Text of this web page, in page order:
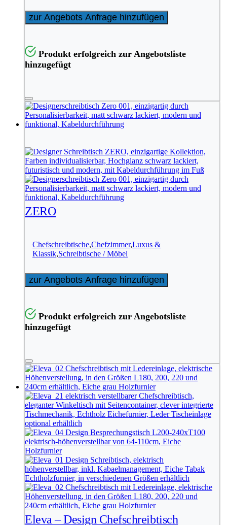
zur Angebots Anfrage hinzufügen
Produkt erfolgreich zur Angebotsliste
hinzugefügt
ZERO
Chefschreibtische,Chefzimmer,Luxus &
Klassik,Schreibtische / Möbel
zur Angebots Anfrage hinzufügen
Produkt erfolgreich zur Angebotsliste
hinzugefügt
Eleva – Design Chefschreibtisch